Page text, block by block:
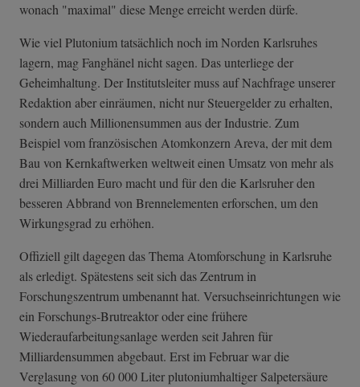
wonach "maximal" diese Menge erreicht werden dürfe.
Wie viel Plutonium tatsächlich noch im Norden Karlsruhes
lagern, mag Fanghänel nicht sagen. Das unterliege der
Geheimhaltung. Der Institutsleiter muss auf Nachfrage unserer
Redaktion aber einräumen, nicht nur Steuergelder zu erhalten,
sondern auch Millionensummen aus der Industrie. Zum
Beispiel vom französischen Atomkonzern Areva, der mit dem
Bau von Kernkaftwerken weltweit einen Umsatz von mehr als
drei Milliarden Euro macht und für den die Karlsruher den
besseren Abbrand von Brennelementen erforschen, um den
Wirkungsgrad zu erhöhen.
Offiziell gilt dagegen das Thema Atomforschung in Karlsruhe
als erledigt. Spätestens seit sich das Zentrum in
Forschungszentrum umbenannt hat. Versuchseinrichtungen wie
ein Forschungs-Brutreaktor oder eine frühere
Wiederaufarbeitungsanlage werden seit Jahren für
Milliardensummen abgebaut. Erst im Februar war die
Verglasung von 60 000 Liter plutoniumhaltiger Salpetersäure